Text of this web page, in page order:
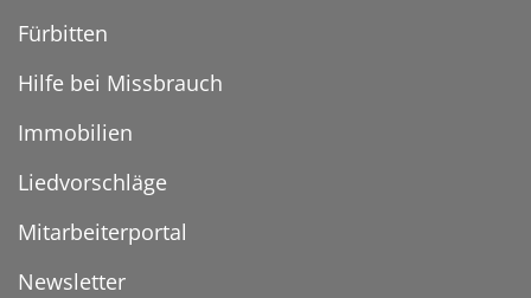
Fürbitten
Hilfe bei Missbrauch
Immobilien
Liedvorschläge
Mitarbeiterportal
Newsletter